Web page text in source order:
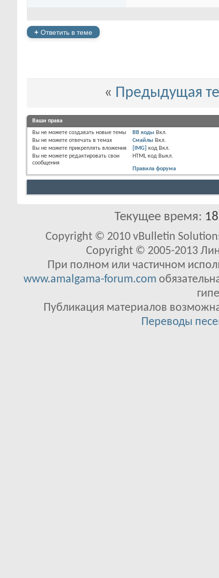
+ Ответить в теме
« Предыдущая
Ваши права
Вы не можете создавать новые темы
Вы не можете отвечать в темах
Вы не можете прикреплять вложения
Вы не можете редактировать свои
сообщения
BB коды Вкл.
Смайлы Вкл.
[IMG] код Вкл.
HTML код Выкл.
Правила форума
Текущее время:
Copyright © 2010 vBulletin
Copyright © 2005-2013
При полном или частичном
www.amalgama-forum.com
Публикация материалов
Переводы